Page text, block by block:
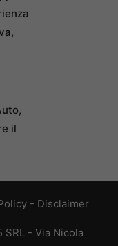
il
- Disclaimer
SRL - Via Nicola